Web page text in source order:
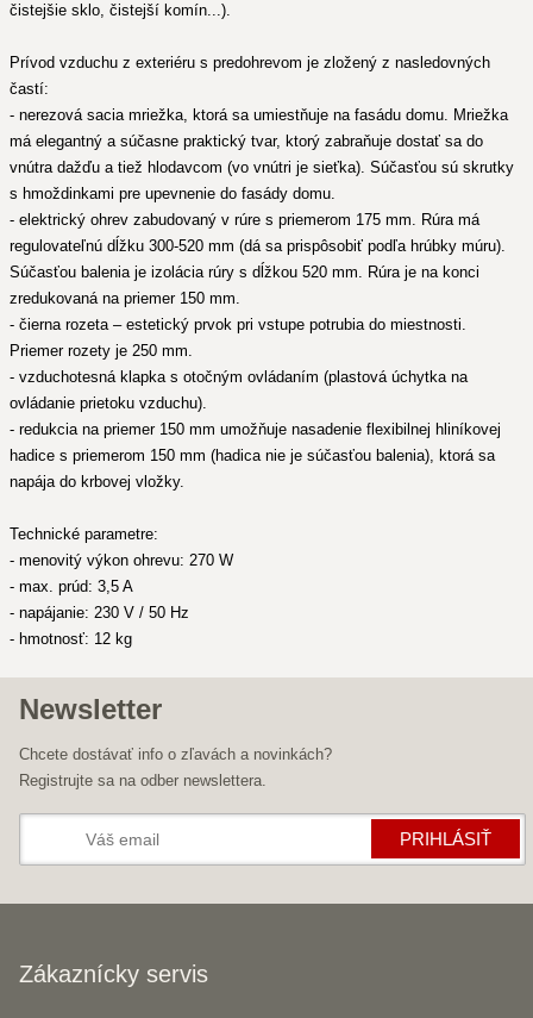
čistejšie sklo, čistejší komín...).
Prívod vzduchu z exteriéru s predohrevom je zložený z nasledovných
častí:
- nerezová sacia mriežka, ktorá sa umiestňuje na fasádu domu. Mriežka
má elegantný a súčasne praktický tvar, ktorý zabraňuje dostať sa do
vnútra dažďu a tiež hlodavcom (vo vnútri je sieťka). Súčasťou sú skrutky
s hmoždinkami pre upevnenie do fasády domu.
- elektrický ohrev zabudovaný v rúre s priemerom 175 mm. Rúra má
regulovateľnú dĺžku 300-520 mm (dá sa prispôsobiť podľa hrúbky múru).
Súčasťou balenia je izolácia rúry s dĺžkou 520 mm. Rúra je na konci
zredukovaná na priemer 150 mm.
- čierna rozeta – estetický prvok pri vstupe potrubia do miestnosti.
Priemer rozety je 250 mm.
- vzduchotesná klapka s otočným ovládaním (plastová úchytka na
ovládanie prietoku vzduchu).
- redukcia na priemer 150 mm umožňuje nasadenie flexibilnej hliníkovej
hadice s priemerom 150 mm (hadica nie je súčasťou balenia), ktorá sa
napája do krbovej vložky.
Technické parametre:
- menovitý výkon ohrevu: 270 W
- max. prúd: 3,5 A
- napájanie: 230 V / 50 Hz
- hmotnosť: 12 kg
Newsletter
Chcete dostávať info o zľavách a novinkách?
Registrujte sa na odber newslettera.
PRIHLÁSIŤ
Zákaznícky servis